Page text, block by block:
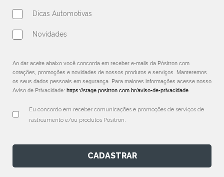
Dicas Automotivas
Novidades
Ao dar aceite abaixo você concorda em receber e-mails da Pósitron com
cotações, promoções e novidades de nossos produtos e serviços. Manteremos
os seus dados pessoais em segurança. Para maiores informações acesse nosso
Aviso de Privacidade: https://stage.positron.com.br/aviso-de-privacidade
Eu concordo em receber comunicações e promoções de serviços de
rastreamento e/ou produtos Pósitron.
CADASTRAR